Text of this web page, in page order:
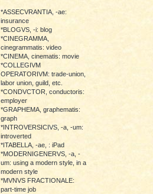
*ASSECVRANTIA, -ae:
insurance
*BLOGVS, -i: blog
*CINEGRAMMA,
cinegrammatis: video
*CINEMA, cinematis: movie
*COLLEGIVM
OPERATORIVM: trade-union,
labor union, guild, etc.
*CONDVCTOR, conductoris:
employer
*GRAPHEMA, graphematis:
graph
*INTROVERSICIVS, -a, -um:
introverted
*ITABELLA, -ae, : iPad
*MODERNIGENERVS, -a, -
um: using a modern style, in a
modern style
*MVNVS FRACTIONALE:
part-time job